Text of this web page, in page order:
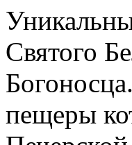
Святого
пещеры